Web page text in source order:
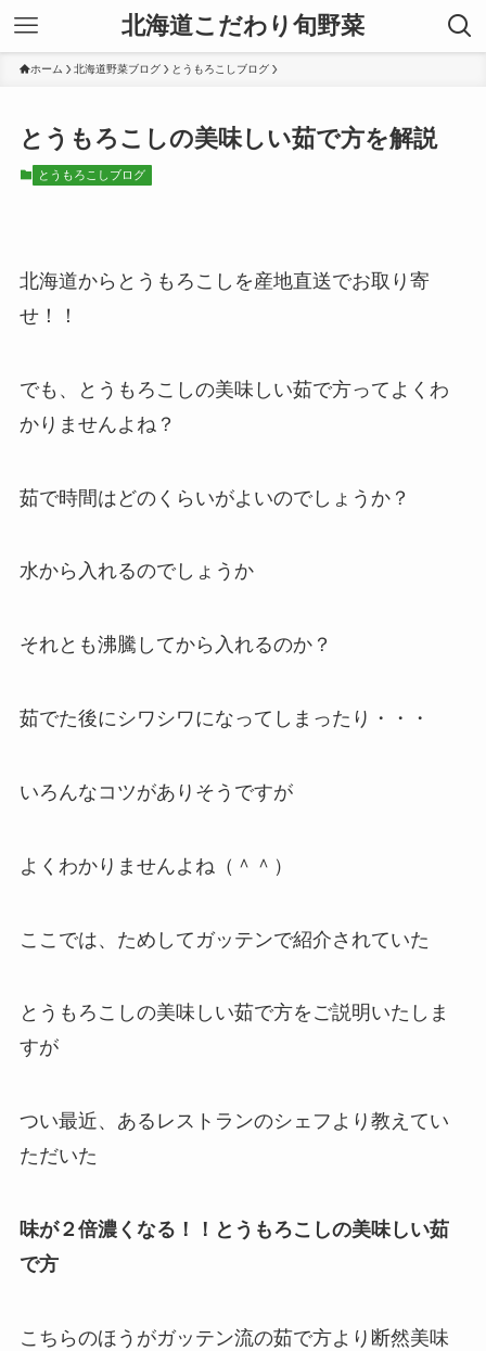
北海道こだわり旬野菜
ホーム 北海道野菜ブログ とうもろこしブログ
とうもろこしの美味しい茹で方を解説
とうもろこしブログ
北海道からとうもろこしを産地直送でお取り寄
せ！！
でも、とうもろこしの美味しい茹で方ってよくわ
かりませんよね？
茹で時間はどのくらいがよいのでしょうか？
水から入れるのでしょうか
それとも沸騰してから入れるのか？
茹でた後にシワシワになってしまったり・・・
いろんなコツがありそうですが
よくわかりませんよね（＾＾）
ここでは、ためしてガッテンで紹介されていた
とうもろこしの美味しい茹で方をご説明いたしま
すが
つい最近、あるレストランのシェフより教えてい
ただいた
味が２倍濃くなる！！とうもろこしの美味しい茹
で方
こちらのほうがガッテン流の茹で方より断然美味